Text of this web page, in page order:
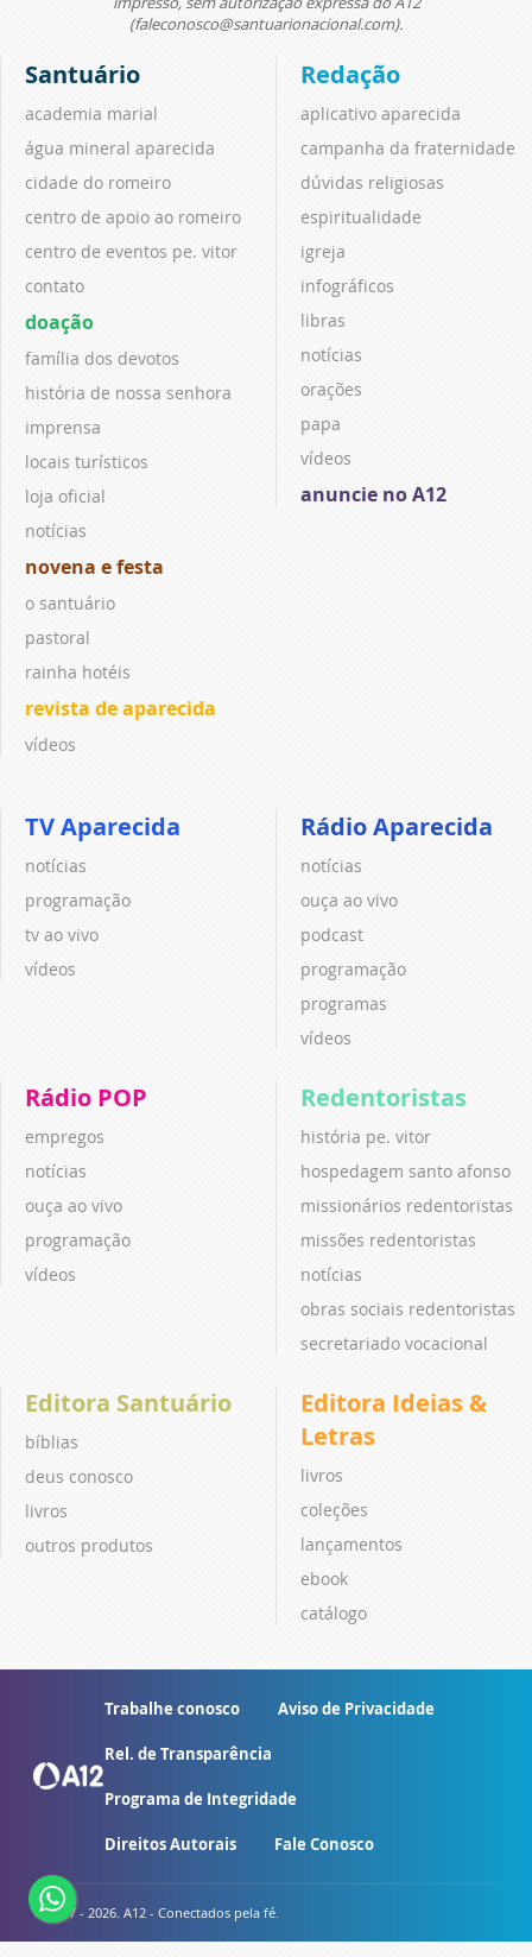
(faleconosco@santuarionacional.com).
Santuário
academia marial
água mineral aparecida
cidade do romeiro
centro de apoio ao romeiro
centro de eventos pe. vitor
contato
doação
família dos devotos
história de nossa senhora
imprensa
locais turísticos
loja oficial
notícias
novena e festa
o santuário
pastoral
rainha hotéis
revista de aparecida
vídeos
Redação
aplicativo aparecida
campanha da fraternidade
dúvidas religiosas
espiritualidade
igreja
infográficos
libras
notícias
orações
papa
vídeos
anuncie no A12
TV Aparecida
notícias
programação
tv ao vivo
vídeos
Rádio Aparecida
notícias
ouça ao vivo
podcast
programação
programas
vídeos
Rádio POP
empregos
notícias
ouça ao vivo
programação
vídeos
Redentoristas
história pe. vitor
hospedagem santo afonso
missionários redentoristas
missões redentoristas
notícias
obras sociais redentoristas
secretariado vocacional
Editora Santuário
bíblias
deus conosco
livros
outros produtos
Editora Ideias &
Letras
livros
coleções
lançamentos
ebook
catálogo
Trabalhe conosco Aviso de Privacidade
Rel. de Transparência
Programa de Integridade
Direitos Autorais Fale Conosco
© 2007 - 2026. A12 - Conectados pela fé.